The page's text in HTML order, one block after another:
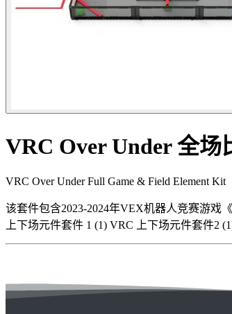
VRC Over Under 全
VRC Over Under Full Game & Field Element Kit
该套件包含2023-2024年VEX机器人竞赛游戏
上下场元件套件 1 (1) VRC 上下场元件套件2